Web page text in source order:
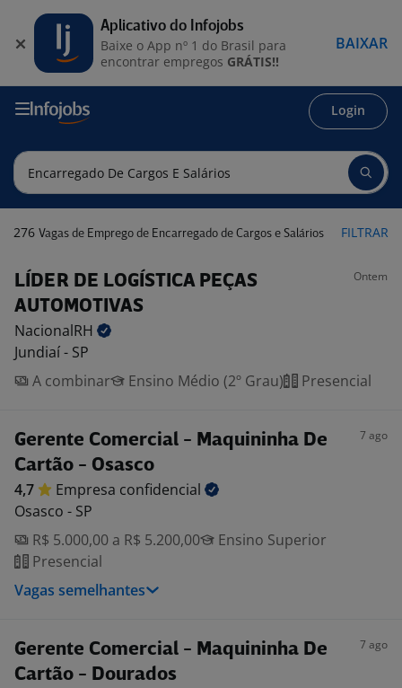
Login
276 Vagas de Emprego de Encarregado de Cargos e Salários FILTRAR
LÍDER DE LOGÍSTICA PEÇAS
AUTOMOTIVAS
Ontem
NacionalRH
Jundiaí - SP
A combinar
Ensino Médio (2º Grau) Presencial
Gerente Comercial - Maquininha De
Cartão - Osasco
7 ago
4,7 Empresa confidencial
Osasco - SP
R$ 5.000,00 a R$ 5.200,00
Ensino Superior
Presencial
Vagas semelhantes
Gerente Comercial - Maquininha De
Cartão - Dourados
7 ago
Aplicativo do Infojobs
Baixe o App nº 1 do Brasil para
encontrar empregos GRÁTIS!!
BAIXAR